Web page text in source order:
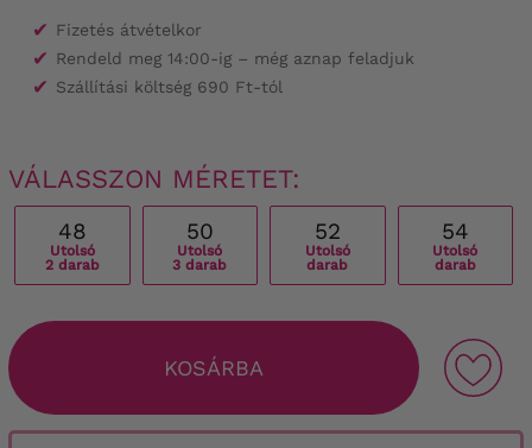
✔ Fizetés átvételkor
✔ Rendeld meg 14:00-ig – még aznap feladjuk
✔ Szállítási költség 690 Ft-tól
VÁLASSZON MÉRETET:
48
Utolsó
2 darab
50
Utolsó
3 darab
52
Utolsó
darab
54
Utolsó
darab
KOSÁRBA